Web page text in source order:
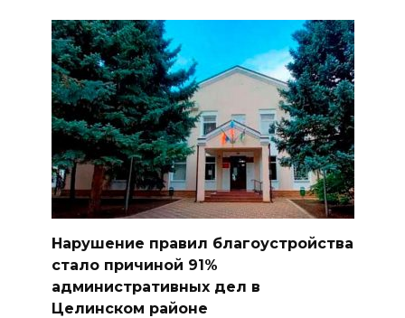
Нарушение правил благоустройства
стало причиной 91%
административных дел в
Целинском районе